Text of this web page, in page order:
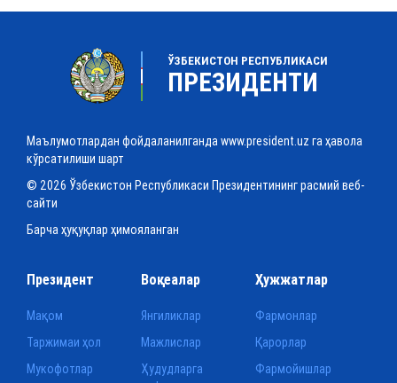
ЎЗБЕКИСТОН РЕСПУБЛИКАСИ
ПРЕЗИДЕНТИ
Маълумотлардан фойдаланилганда www.president.uz га ҳавола
кўрсатилиши шарт
© 2026 Ўзбекистон Республикаси Президентининг расмий веб-
сайти
Барча ҳуқуқлар ҳимояланган
Президент
Мақом
Таржимаи ҳол
Мукофотлар
Воқеалар
Янгиликлар
Мажлислар
Ҳудудларга
Ҳужжатлар
Фармонлар
Қарорлар
Фармойишлар